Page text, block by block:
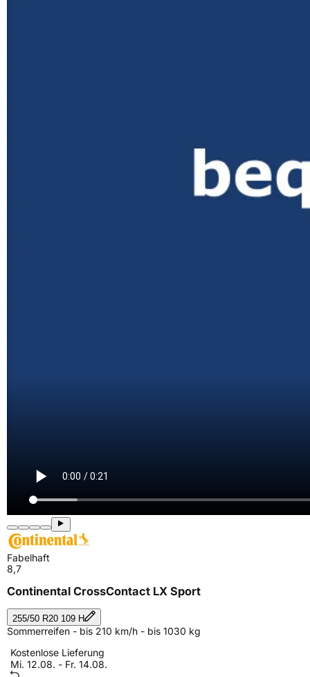
Fabelhaft
8,7
Continental CrossContact LX Sport
255/50 R20 109 H
Sommerreifen - bis 210 km/h - bis 1030 kg
Kostenlose Lieferung
Mi. 12.08. - Fr. 14.08.